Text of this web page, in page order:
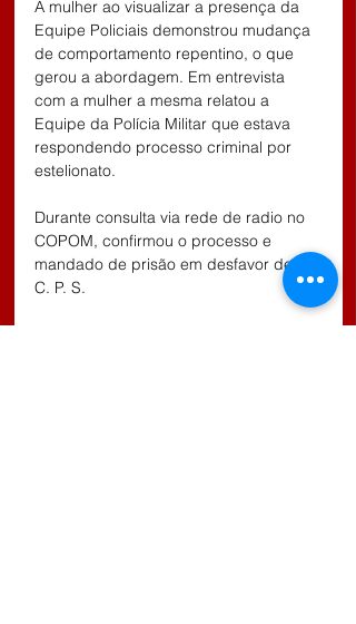
A mulher ao visualizar a presença da
Equipe Policiais demonstrou mudança
de comportamento repentino, o que
gerou a abordagem. Em entrevista
com a mulher a mesma relatou a
Equipe da Polícia Militar que estava
respondendo processo criminal por
estelionato.
Durante consulta via rede de radio no
COPOM, confirmou o processo e
mandado de prisão em desfavor de J.
C. P. S.